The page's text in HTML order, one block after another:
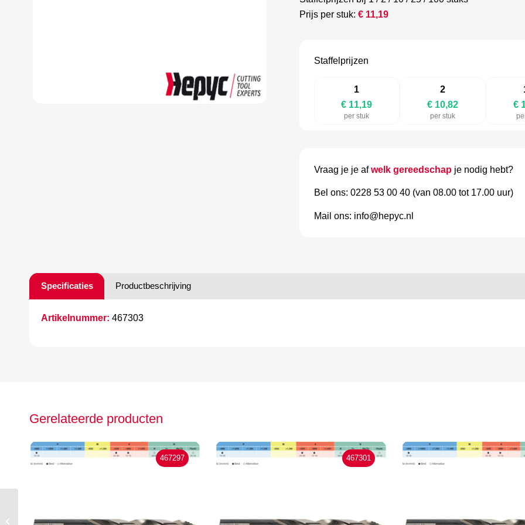
Prijs per stuk: € 11,19
Staffelprijzen
1
€ 11,19
per stuk
2
€ 10,82
per stuk
€
Vraag je je afwelk gereedschapje nodig hebt?
Bel ons: 0228 53 00 40 (van 08.00 tot 17.00 uur)
Mail ons: info@hepyc.nl
Specificaties Productbeschrijving
Artikelnummer: 467303
Gerelateerde producten
467297 467301